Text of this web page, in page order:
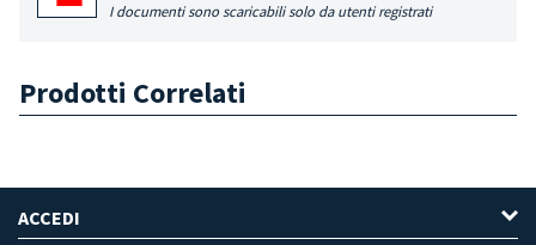
I documenti sono scaricabili solo da utenti registrati
Prodotti Correlati
ACCEDI